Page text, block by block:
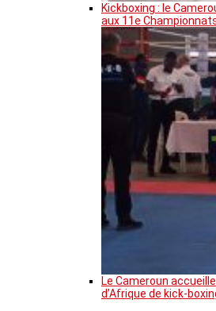
Kickboxing : le
aux 11e
Le Cameroun
d’Afrique de kick-